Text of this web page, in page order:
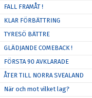
FALL FRAMÅT !
KLAR FÖRBÄTTRING
TYRESÖ BÄTTRE
GLÄDJANDE COMEBACK !
FÖRSTA 90 AVKLARADE
ÅTER TILL NORRA SVEALAND
När och mot vilket lag?